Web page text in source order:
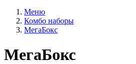
Меню
Комбо наборы
МегаБокс
МегаБокс